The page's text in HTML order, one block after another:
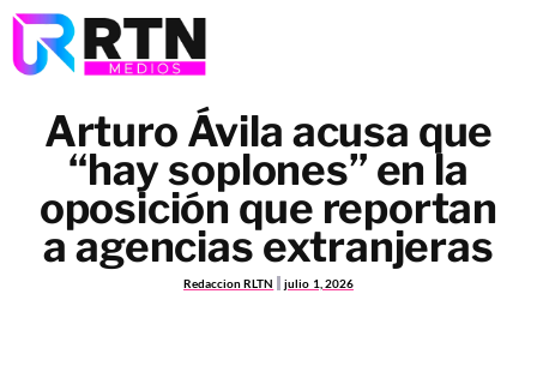
Arturo Ávila acusa que
“hay soplones” en la
oposición que reportan
a agencias extranjeras
Redaccion RLTN julio 1, 2026